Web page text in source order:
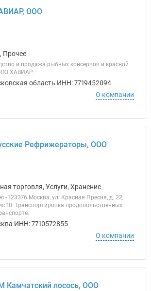
ООО
Прочее
и продажа рыбных консервов и красной
ХАВИАР.
область ИНН: 7719452094
О компании
Рефрижераторы, ООО
торговля, Услуги, Хранение
- 123376 Москва, ул. Красная Пресня, д. 22,
10. Транспортировка продовольственных
ИНН: 7710572855
О компании
Камчатский лосось, ООО